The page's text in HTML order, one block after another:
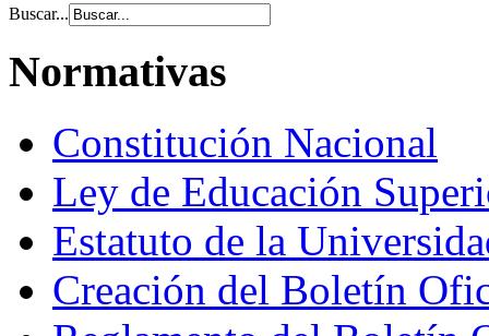
Buscar...
Normativas
Constitución Nacional
Ley de Educación
Estatuto de la
Creación del Boletín